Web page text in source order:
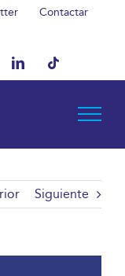
Contactar
LinkedInTiktok
Siguiente